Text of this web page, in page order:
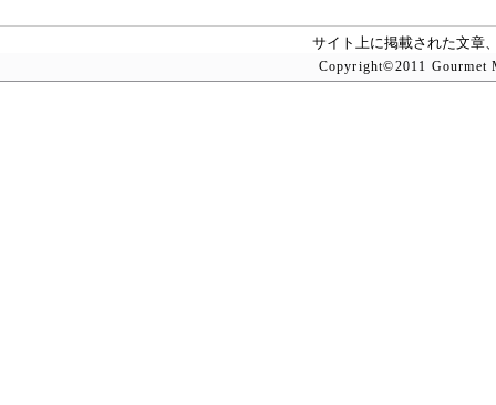
サイト上に掲載された文章
Copyright©2011 Gourmet